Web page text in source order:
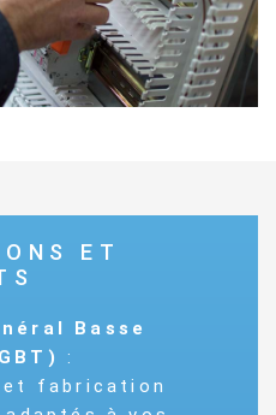
ET
Basse
:
et fabrication